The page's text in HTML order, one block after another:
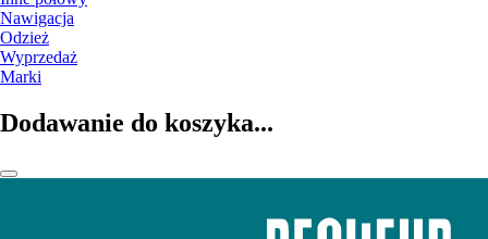
Nawigacja
Odzież
Wyprzedaż
Marki
Dodawanie do koszyka...